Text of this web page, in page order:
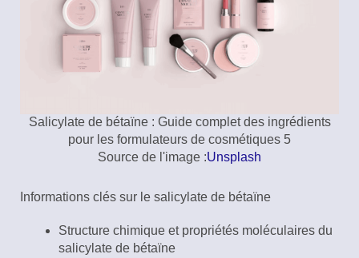
Salicylate de bétaïne : Guide complet des ingrédients
pour les formulateurs de cosmétiques 5
Source de l'image :Unsplash
Informations clés sur le salicylate de bétaïne
Structure chimique et propriétés moléculaires du
salicylate de bétaïne